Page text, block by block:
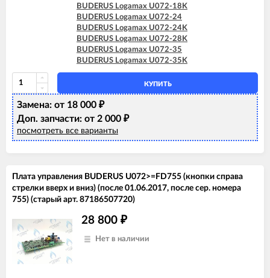
BUDERUS Logamax U072-18K
BUDERUS Logamax U072-24
BUDERUS Logamax U072-24K
BUDERUS Logamax U072-28K
BUDERUS Logamax U072-35
BUDERUS Logamax U072-35K
КУПИТЬ
Замена: от 18 000 ₽
Доп. запчасти: от 2 000 ₽
посмотреть все варианты
Плата управления BUDERUS U072>=FD755 (кнопки справа
стрелки вверх и вниз) (после 01.06.2017, после сер. номера
755) (старый арт. 87186507720)
28 800 ₽
Нет в наличии